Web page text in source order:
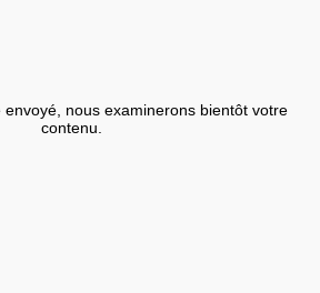
nous examinerons bientôt votre
contenu.